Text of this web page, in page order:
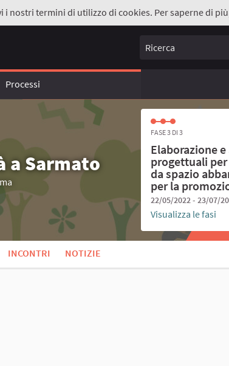
nostri termini di utilizzo di cookies. Per saperne di
Ricerca
Processi
a Sarmato
FASE 3 DI 3
Elaborazione
progettuali per
da spazio
per la
22/05/2022 - 23/07/
Visualizza le fasi
INCONTRI NOTIZIE